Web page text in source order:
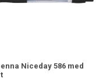
Niceday 586 med